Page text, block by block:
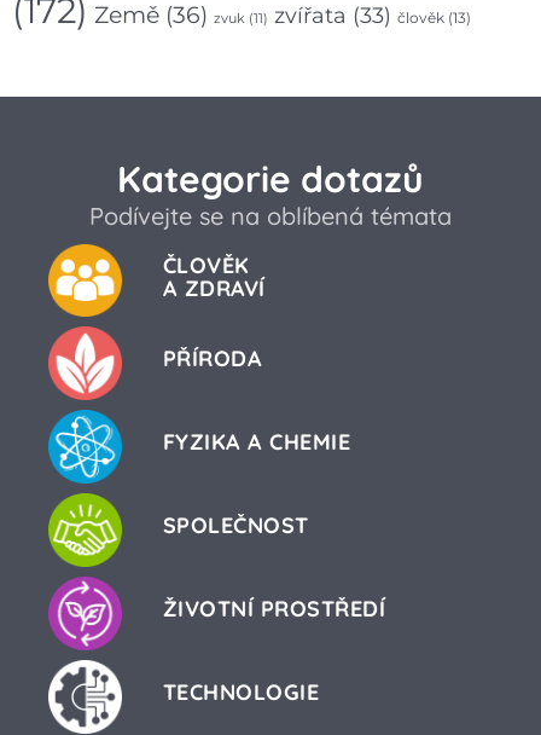
(172) Země (36) zvuk (11) zvířata (33) člověk (13)
Kategorie dotazů
Podívejte se na oblíbená témata
ČLOVĚK
A ZDRAVÍ
PŘÍRODA
FYZIKA A CHEMIE
SPOLEČNOST
ŽIVOTNÍ PROSTŘEDÍ
TECHNOLOGIE